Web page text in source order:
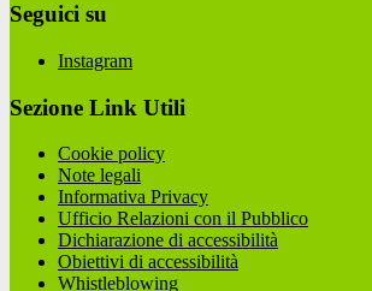
Seguici su
Instagram
Sezione Link Utili
Cookie policy
Note legali
Informativa Privacy
Ufficio Relazioni con il Pubblico
Dichiarazione di accessibilità
Obiettivi di accessibilità
Whistleblowing